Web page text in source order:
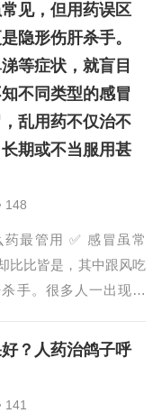
见，但用药误区
隐形伤肝杀手。
等症状，就盲目
不同类型的感冒
乱用药不仅治不
期或不当服用甚
148
药最管用 ✅ 感冒虽常
比比皆是，其中跟风吃
手。很多人一出现咽
，殊不知不同类型的感
？人药治鸽子呼
141